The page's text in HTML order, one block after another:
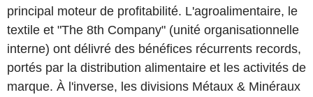
principal moteur de profitabilité. L'agroalimentaire, le
textile et "The 8th Company" (unité organisationnelle
interne) ont délivré des bénéfices récurrents records,
portés par la distribution alimentaire et les activités de
marque. À l'inverse, les divisions Métaux & Minéraux